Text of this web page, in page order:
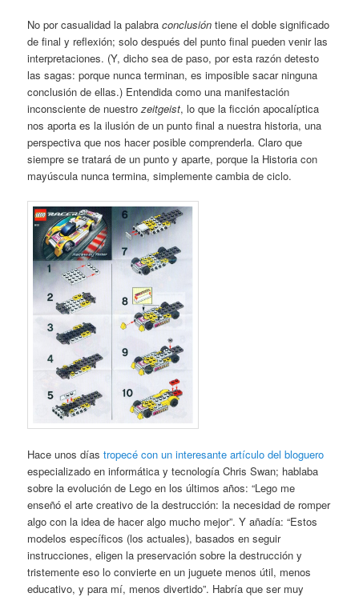
No por casualidad la palabraconclusión tiene el doble significado
de final y reflexión; solo después del punto final pueden venir las
interpretaciones. (Y, dicho sea de paso, por esta razón detesto
las sagas: porque nunca terminan, es imposible sacar ninguna
conclusión de ellas.) Entendida como una manifestación
inconsciente de nuestrozeitgeist, lo que la ficción apocalíptica
nos aporta es la ilusión de un punto final a nuestra historia, una
perspectiva que nos hacer posible comprenderla. Claro que
siempre se tratará de un punto y aparte, porque la Historia con
mayúscula nunca termina, simplemente cambia de ciclo.
Hace unos díastropecé con un interesante artículo del bloguero
especializado en informática y tecnología Chris Swan; hablaba
sobre la evolución de Lego en los últimos años: “Lego me
enseñó el arte creativo de la destrucción: la necesidad de romper
algo con la idea de hacer algo mucho mejor”. Y añadía: “Estos
modelos específicos (los actuales), basados en seguir
instrucciones, eligen la preservación sobre la destrucción y
tristemente eso lo convierte en un juguete menos útil, menos
educativo, y para mí, menos divertido”. Habría que ser muy